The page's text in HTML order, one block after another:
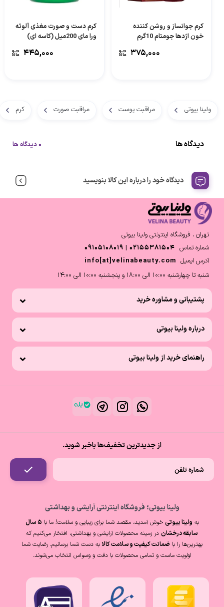
کرم جوانساز و روشن کننده
خون اژدها جومتام 10گرم
۳۷۵,۰۰۰
کرم دست و صورت مغذی آلوئه
ورا مای 200میل (کاسه ای)
۴۴۵,۰۰۰
ولینا بیوتی مراقبت پوست مراقبت صورت کرم
دیدگاه ها 0 دیدگاه ها
دیدگاه خود را درباره این کالا بنویسید
تهران ، فروشگاه اینترنتی ولینا بیوتی
شماره تماس 02155381504 | 09105108019
آدرس ایمیل info[at]velinabeauty.com
شنبه تا چهارشنبه 10:00 الی 18:00 و پنجشنبه 10:00 الی 14:00
پشتیبانی و مشاوره خرید
درباره ولینا بیوتی
راهنمای خرید از ولینا بیوتی
از جدیدترین تخفیف‌ها باخبر شوید.
ولینا بیوتی؛ فروشگاه اینترنتی آرایشی و بهداشتی
به ولینا بیوتی خوش آمدید، مقصد شما برای زیبایی و سلامت! ما با
۵ سال
سابقه درخشان در زمینه محصولات آرایشی و بهداشتی، افتخار می‌کنیم که
بهترین‌ها را با ضمانت کیفیت و سلامت کالا به دست شما برسانیم. رضایت شما
اولویت ماست و تمامی محصولات با دقت و وسواس انتخاب می‌شوند.